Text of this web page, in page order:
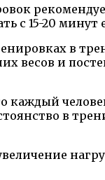
с 15-20
в
весов и
каждый
в